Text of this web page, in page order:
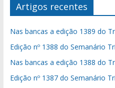
Artigos recentes
Nas bancas a edição 1389 do
Edição nº 1388 do Semanário
Nas bancas a edição 1388 do
Edição nº 1387 do Semanário